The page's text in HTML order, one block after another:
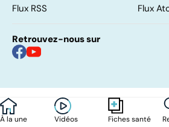
À la une Vidéos Fiches santé
Flux RSS
Flux
Retrouvez-nous sur